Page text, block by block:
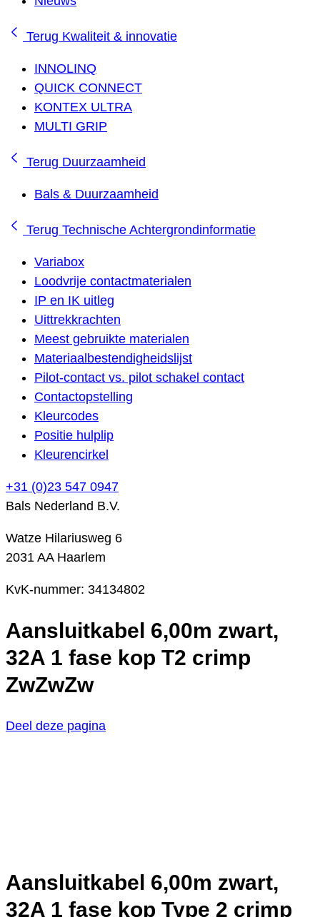
Terug Kwaliteit & innovatie
INNOLINQ
QUICK CONNECT
KONTEX ULTRA
MULTI GRIP
Terug Duurzaamheid
Bals & Duurzaamheid
Terug Technische Achtergrondinformatie
Variabox
Loodvrije contactmaterialen
IP en IK uitleg
Uittrekkrachten
Meest gebruikte materialen
Materiaalbestendigheidslijst
Pilot-contact vs. pilot schakel contact
Contactopstelling
Kleurcodes
Positie hulplip
Kleurencirkel
+31 (0)23 547 0947
Bals Nederland B.V.
Watze Hilariusweg 6
2031 AA Haarlem
KvK-nummer: 34134802
Aansluitkabel 6,00m zwart,
32A 1 fase kop T2 crimp
ZwZwZw
Deel deze pagina
Aansluitkabel 6,00m zwart,
32A 1 fase kop Type 2 crimp